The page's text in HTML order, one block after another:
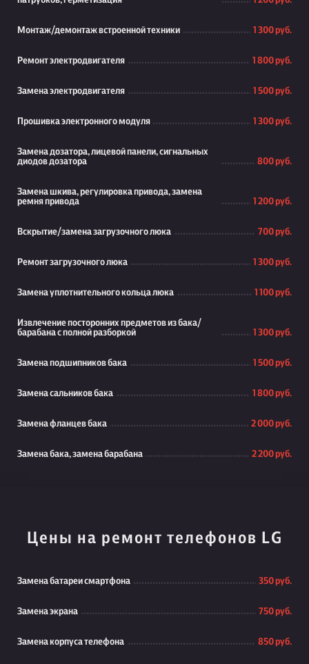
Монтаж/демонтаж встроенной техники 1 300 руб.
Ремонт электродвигателя 1 800 руб.
Замена электродвигателя 1 500 руб.
Прошивка электронного модуля 1 300 руб.
Замена дозатора, лицевой панели, сигнальных
диодов дозатора
800 руб.
Замена шкива, регулировка привода, замена
ремня привода
1 200 руб.
Вскрытие/замена загрузочного люка 700 руб.
Ремонт загрузочного люка 1 300 руб.
Замена уплотнительного кольца люка 1 100 руб.
Извлечение посторонних предметов из бака/
барабана с полной разборкой
1 300 руб.
Замена подшипников бака 1 500 руб.
Замена сальников бака 1 800 руб.
Замена фланцев бака 2 000 руб.
Замена бака, замена барабана 2 200 руб.
Цены на ремонт телефонов LG
Замена батареи смартфона 350 руб.
Замена экрана 750 руб.
Замена корпуса телефона 850 руб.